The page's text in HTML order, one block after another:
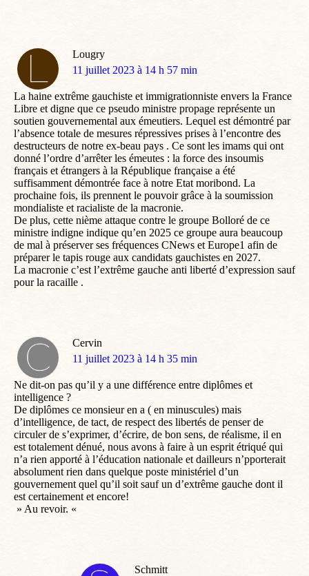
Lougry
dit
11 juillet 2023 à 14 h 57 min
La haine extrême gauchiste et immigrationniste envers la France
Libre et digne que ce pseudo ministre propage représente un
soutien gouvernemental aux émeutiers. Lequel est démontré par
l’absence totale de mesures répressives prises à l’encontre des
destructeurs de notre ex-beau pays . Ce sont les imams qui ont
donné l’ordre d’arrêter les émeutes : la force des insoumis
français et étrangers à la République française a été
suffisamment démontrée face à notre Etat moribond. La
prochaine fois, ils prennent le pouvoir grâce à la soumission
mondialiste et racialiste de la macronie.
De plus, cette nième attaque contre le groupe Bolloré de ce
ministre indigne indique qu’en 2025 ce groupe aura beaucoup
de mal à préserver ses fréquences CNews et Europe1 afin de
préparer le tapis rouge aux candidats gauchistes en 2027.
La macronie c’est l’extrême gauche anti liberté d’expression sauf
pour la racaille .
Cervin
dit
11 juillet 2023 à 14 h 35 min
Ne dit-on pas qu’il y a une différence entre diplômes et
intelligence ?
De diplômes ce monsieur en a ( en minuscules) mais
d’intelligence, de tact, de respect des libertés de penser de
circuler de s’exprimer, d’écrire, de bon sens, de réalisme, il en
est totalement dénué, nous avons à faire à un esprit étriqué qui
n’a rien apporté à l’éducation nationale et dailleurs n’pporterait
absolument rien dans quelque poste ministériel d’un
gouvernement quel qu’il soit sauf un d’extrême gauche dont il
est certainement et encore!
» Au revoir. «
Schmitt